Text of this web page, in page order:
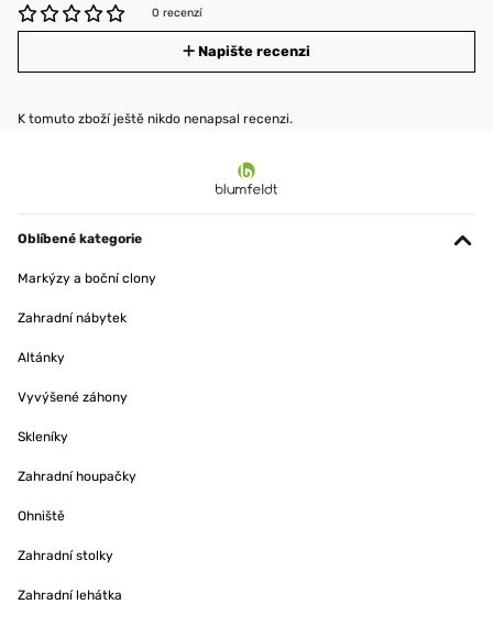
0 recenzí
Napište recenzi
K tomuto zboží ještě nikdo nenapsal recenzi.
Oblíbené kategorie
Markýzy a boční clony
Zahradní nábytek
Altánky
Vyvýšené záhony
Skleníky
Zahradní houpačky
Ohniště
Zahradní stolky
Zahradní lehátka